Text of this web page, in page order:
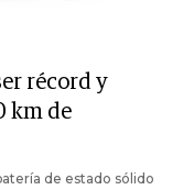
récord y
km de
de estado sólido